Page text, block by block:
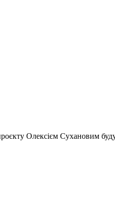
Олексієм Сухановим